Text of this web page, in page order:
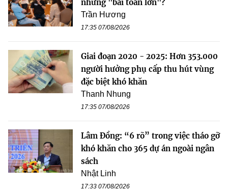
những "bài toán lớn"?
Trần Hương
17:35 07/08/2026
Giai đoạn 2020 - 2025: Hơn 353.000
người hưởng phụ cấp thu hút vùng
đặc biệt khó khăn
Thanh Nhung
17:35 07/08/2026
Lâm Đồng: “6 rõ” trong việc tháo gỡ
khó khăn cho 365 dự án ngoài ngân
sách
Nhật Linh
17:33 07/08/2026